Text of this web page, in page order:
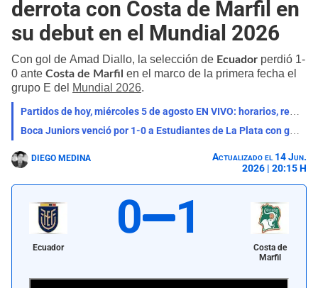
derrota con Costa de Marfil en
su debut en el Mundial 2026
Con gol de Amad Diallo, la selección de Ecuador perdió 1-
0 ante Costa de Marfil en el marco de la primera fecha el
grupo E del Mundial 2026.
Partidos de hoy, miércoles 5 de agosto EN VIVO: horarios, resultados y dónde ver fútbol por TV
Boca Juniors venció por 1-0 a Estudiantes de La Plata con gol de Ascacíbar por el Torneo Clausura 2026
DIEGO MEDINA
Actualizado el 14 Jun.
2026 | 20:15 H
Ecuador
0 1
Costa de
Marfil